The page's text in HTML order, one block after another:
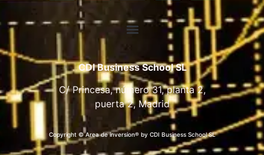
CDI Business School SL
C/ Princesa, número 31, planta 2,
puerta 2, Madrid
Copyright © Area de inversion® by CDI Business School SL